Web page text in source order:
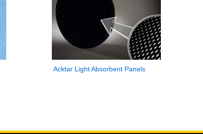
Acktar Light Absorbent Panels